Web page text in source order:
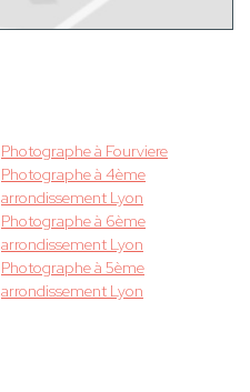
Photographe à Fourviere
Photographe à 4ème
arrondissement Lyon
Photographe à 6ème
arrondissement Lyon
Photographe à 5ème
arrondissement Lyon